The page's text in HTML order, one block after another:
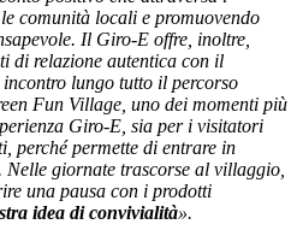
comunità locali e promuovendo
Il Giro-E offre, inoltre,
di relazione autentica con il
lungo tutto il percorso
Fun Village, uno dei momenti più
Giro-E, sia per i visitatori
perché permette di entrare in
giornate trascorse al villaggio,
una pausa con i prodotti
idea di convivialità».